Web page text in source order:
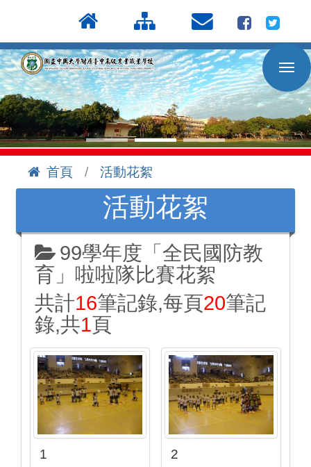
到
主
要
內
容
區
首頁
活動花絮
活動花絮
99學年度「全民國防教
育」啦啦隊比賽花絮
共計16筆記錄,每頁20筆記
錄,共1頁
1 2